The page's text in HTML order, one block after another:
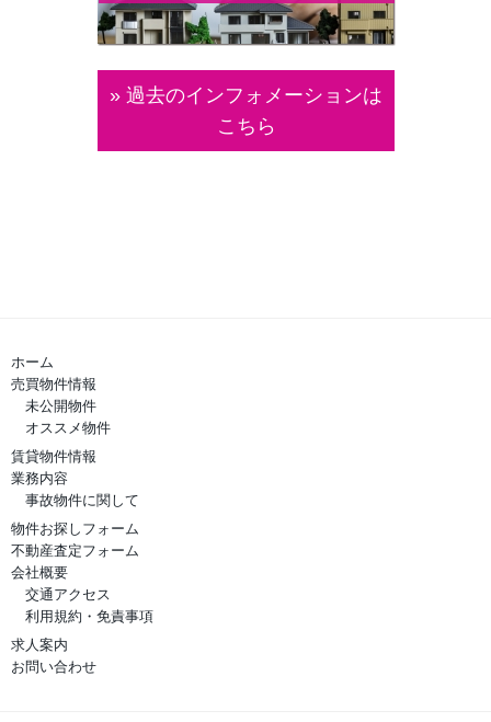
» 過去のインフォメーションは
こちら
ホーム
売買物件情報
未公開物件
オススメ物件
賃貸物件情報
業務内容
事故物件に関して
物件お探しフォーム
不動産査定フォーム
会社概要
交通アクセス
利用規約・免責事項
求人案内
お問い合わせ